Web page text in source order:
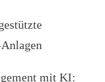
mit KI: